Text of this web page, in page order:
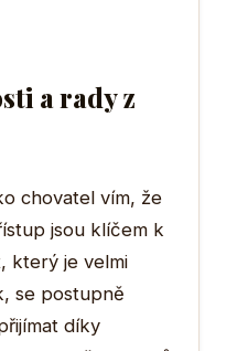
a rady z
chovatel vím, že
jsou klíčem k
který je velmi
se postupně
díky